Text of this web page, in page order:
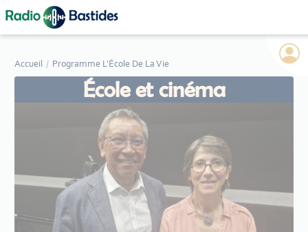
Accueil Programme L’École De La Vie
École et cinéma
Panneau de gestion des cookies